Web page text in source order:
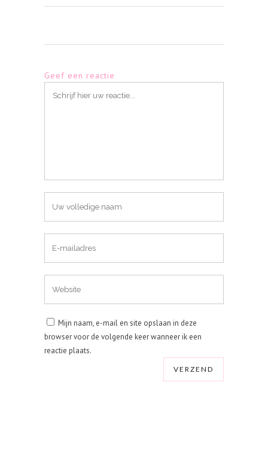
Geef een reactie
Mijn naam, e-mail en site opslaan in deze
browser voor de volgende keer wanneer ik een
reactie plaats.